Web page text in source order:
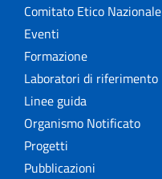
Comitato Etico Nazionale
Eventi
Formazione
Laboratori di riferimento
Linee guida
Organismo Notificato
Progetti
Pubblicazioni